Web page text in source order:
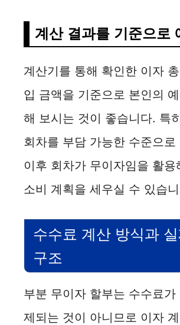
계산 결과를 기준으로
계산기를 통해 확인한 이자
입 금액을 기준으로 본인의
해 보시는 것이 좋습니다. 특
회차를 부담 가능한 수준으로
이후 회차가 무이자임을 활용
소비 계획을 세우실 수 있습
수수료 계산 방식과
구조
부분 무이자 할부는 수수료가
제되는 것이 아니므로 이자